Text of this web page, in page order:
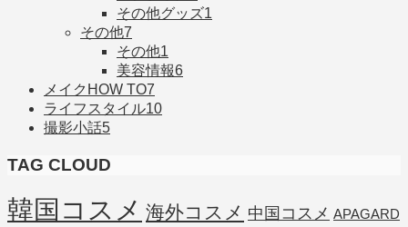
その他グッズ1
その他7
その他1
美容情報6
メイクHOW TO7
ライフスタイル10
撮影小話5
TAG CLOUD
韓国コスメ 海外コスメ 中国コスメ APAGARD